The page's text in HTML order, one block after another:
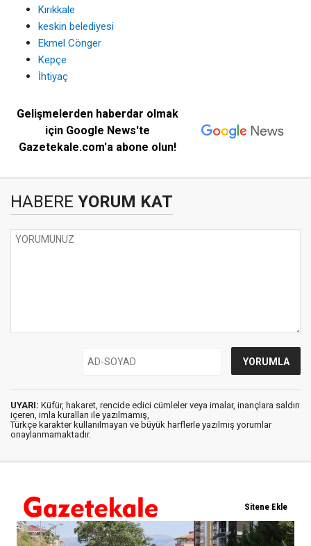
Kırıkkale
keskin belediyesi
Ekmel Cönger
Kepçe
İhtiyaç
Gelişmelerden haberdar olmak
için Google News'te
Gazetekale.com'a abone olun!
HABERE YORUM KAT
UYARI: Küfür, hakaret, rencide edici cümleler veya imalar, inançlara saldırı
içeren, imla kuralları ile yazılmamış,
Türkçe karakter kullanılmayan ve büyük harflerle yazılmış yorumlar
onaylanmamaktadır.